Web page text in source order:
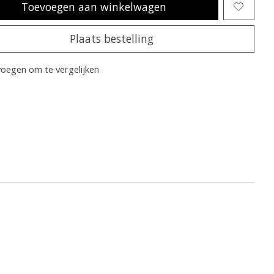
Toevoegen aan winkelwagen
Plaats bestelling
om te vergelijken